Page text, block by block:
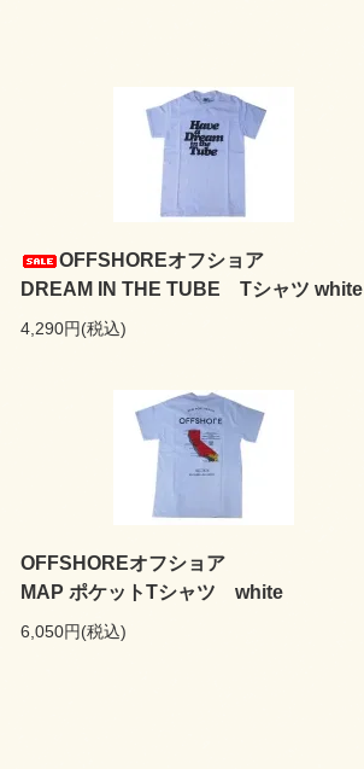
OFFSHOREオフショア
DREAM IN THE TUBE Tシャツ white
4,290円(税込)
OFFSHOREオフショア
MAP ポケットTシャツ white
6,050円(税込)